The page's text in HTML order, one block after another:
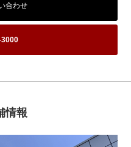
合わせ
情報